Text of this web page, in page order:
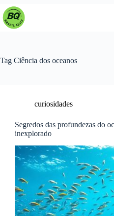
Pular
para
Tag Ciência dos oceanos
curiosidades
Segredos das profundezas do
inexplorado